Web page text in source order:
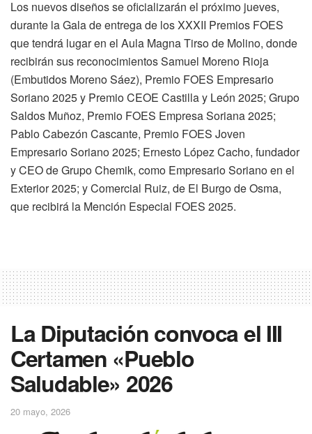
Los nuevos diseños se oficializarán el próximo jueves,
durante la Gala de entrega de los XXXII Premios FOES
que tendrá lugar en el Aula Magna Tirso de Molino, donde
recibirán sus reconocimientos Samuel Moreno Rioja
(Embutidos Moreno Sáez), Premio FOES Empresario
Soriano 2025 y Premio CEOE Castilla y León 2025; Grupo
Saldos Muñoz, Premio FOES Empresa Soriana 2025;
Pablo Cabezón Cascante, Premio FOES Joven
Empresario Soriano 2025; Ernesto López Cacho, fundador
y CEO de Grupo Chemik, como Empresario Soriano en el
Exterior 2025; y Comercial Ruiz, de El Burgo de Osma,
que recibirá la Mención Especial FOES 2025.
La Diputación convoca el III
Certamen «Pueblo
Saludable» 2026
20 mayo, 2026